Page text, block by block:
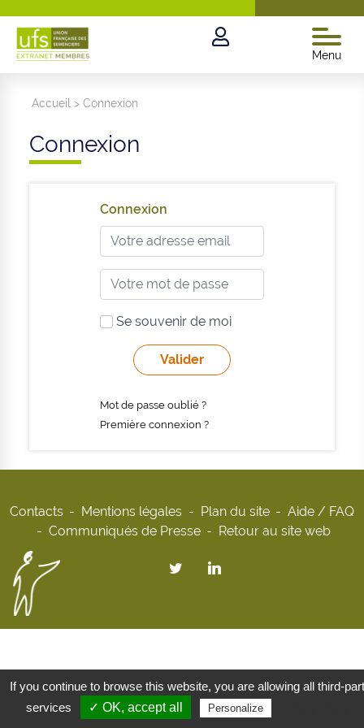
Menu
Accueil >Connexion
Connexion
Connexion
Se souvenir de moi
Mot de passe oublié ?
Première connexion ?
Contacts Mentions légales Plan du site
Aide / FAQ
Communiqués de Presse
Retour au site web
If you continue to browse this website, you are allowing all third-
services
✓ OK, accept all Personalize